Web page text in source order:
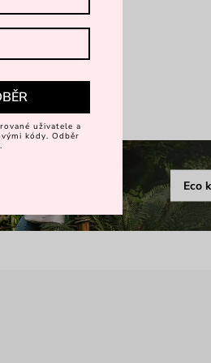
Eco
uživatele a
kódy. Odběr